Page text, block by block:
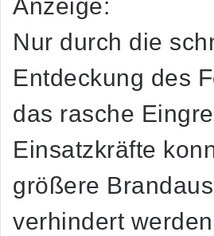
Anzeige:
Nur durch die
Entdeckung des
das rasche
Einsatzkräfte
größere
verhindert